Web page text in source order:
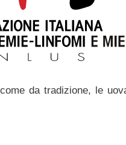
da tradizione, le